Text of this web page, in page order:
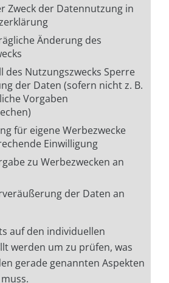
Zweck der Datennutzung in
Änderung des
des Nutzungszwecks Sperre
der Daten (sofern nicht z. B.
Vorgaben
für eigene Werbezwecke
Einwilligung
zu Werbezwecken an
der Daten an
auf den individuellen
werden um zu prüfen, was
gerade genannten Aspekten